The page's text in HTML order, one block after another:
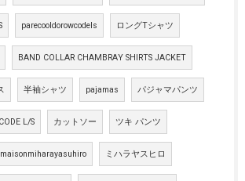
parecooldorowcodels ロングTシャツ
BAND COLLAR CHAMBRAY SHIRTS JACKET
半袖シャツ pajamas パジャマパンツ
L/S カットソー ツキ パンツ
maisonmiharayasuhiro ミハラヤスヒロ